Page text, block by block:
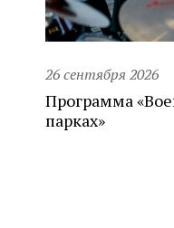
26 сентября 2026
Программа
парках»